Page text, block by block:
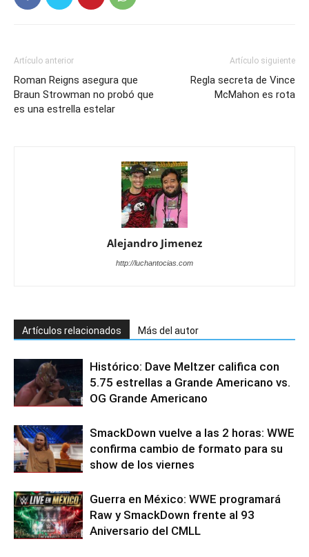
Artículo anterior
Roman Reigns asegura que
Braun Strowman no probó que
es una estrella estelar
Artículo siguiente
Regla secreta de Vince
McMahon es rota
Alejandro Jimenez
http://luchantocias.com
Artículos relacionados Más del autor
Histórico: Dave Meltzer califica con
5.75 estrellas a Grande Americano vs.
OG Grande Americano
SmackDown vuelve a las 2 horas: WWE
confirma cambio de formato para su
show de los viernes
Guerra en México: WWE programará
Raw y SmackDown frente al 93
Aniversario del CMLL